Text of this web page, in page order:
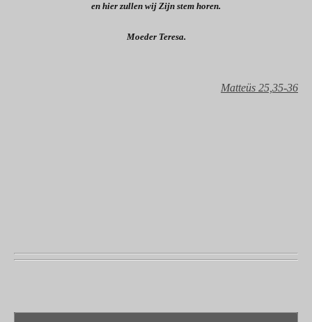
en hier zullen wij Zijn stem horen.
Moeder Teresa.
Matteüs 25,35-36